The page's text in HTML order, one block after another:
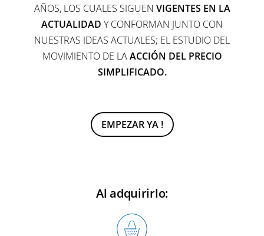
AÑOS, LOS CUALES SIGUEN VIGENTES EN LA
ACTUALIDAD Y CONFORMAN JUNTO CON
NUESTRAS IDEAS ACTUALES; EL ESTUDIO DEL
MOVIMIENTO DE LAACCIÓN DEL PRECIO
SIMPLIFICADO.
EMPEZAR YA !
Al adquirirlo: